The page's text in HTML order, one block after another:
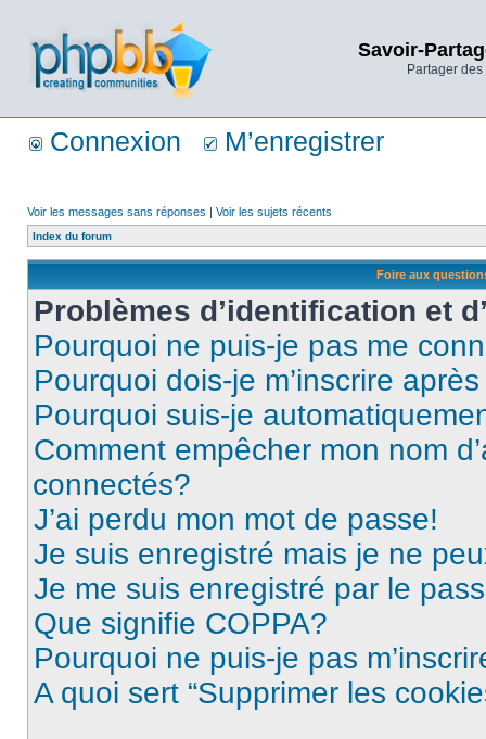
Savoir-
Partager
Connexion M’enregistrer
Voir les messages sans réponses | Voir les sujets récents
Index du forum
Foire aux
Problèmes d’identification et
Pourquoi ne puis-je pas me
Pourquoi dois-je m’inscrire
Pourquoi suis-je
Comment empêcher mon nom
connectés?
J’ai perdu mon mot de passe!
Je suis enregistré mais je ne
Je me suis enregistré par le
Que signifie COPPA?
Pourquoi ne puis-je pas
A quoi sert “Supprimer les